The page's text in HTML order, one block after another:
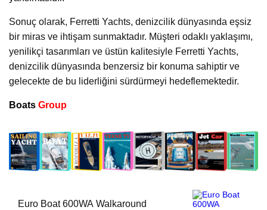
Sonuç olarak, Ferretti Yachts, denizcilik dünyasında eşsiz
bir miras ve ihtişam sunmaktadır. Müşteri odaklı yaklaşımı,
yenilikçi tasarımları ve üstün kalitesiyle Ferretti Yachts,
denizcilik dünyasında benzersiz bir konuma sahiptir ve
gelecekte de bu liderliğini sürdürmeyi hedeflemektedir.
Boats Group
Euro Boat 600WA Walkaround